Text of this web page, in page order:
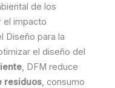
de los
el impacto
Diseño para la
el diseño del
, DFM reduce
residuos, consumo